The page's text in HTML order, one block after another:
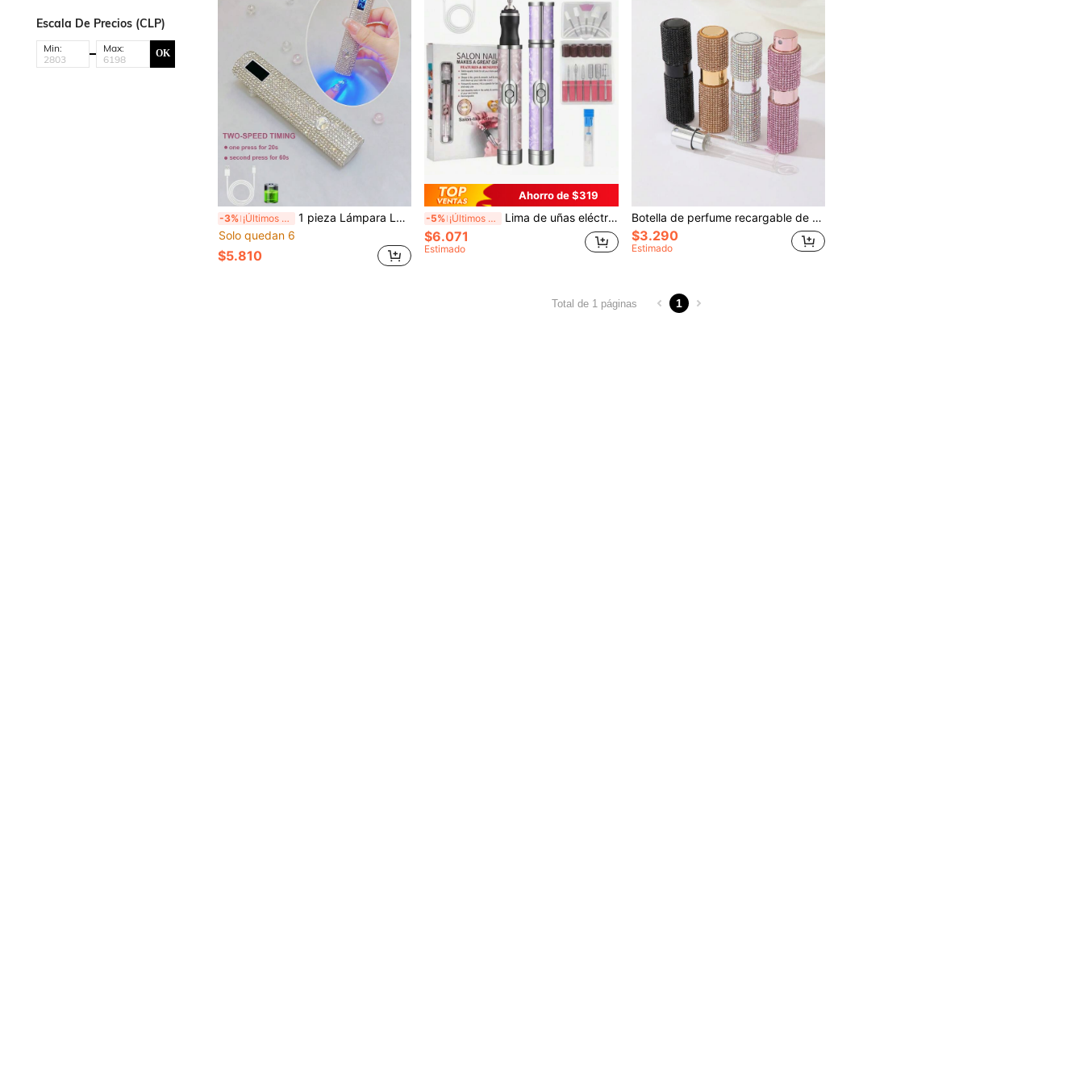
Escala De Precios (CLP)
Min: Max: OK
-3% ¡Últimos 3 días
1 pieza Lámpara LED de uñas recargable con USB, con incrustaciones de diamantes y pantalla LCD, mini secadora de uñas portátil con decoración de diamantes blancos para esmalte de uñas en gel, 8 piezas de perlas de lámpara LED eficientes, 8x aumento de vidrio, curado de uñas rápido y de alta eficiencia rizador de pelo rizador pelo rulos pelo lampara para uñas lámpara uv led uñas lampara de uñas
Solo quedan 6
$5.810
Ahorro de $319
-5% ¡Últimos 3 días Lima de uñas eléctrica recargable por USB con batería, taladro de uñas multifunción, pequeño y portátil, recortador de uñas, herramienta de arte de uñas, set de lápiz de uñas, mini máquina de pulido de uñas, lima de salón de uñas, lima de eliminación de uñas, pulido de uñas, taladro de uñas, set de cuidado de uñas en casa, cuidado de uñas profesional, taladro de uñas, eliminación de uñas, pulido, modelado de bordes, cuidado de uñas, eliminación de piel muerta
$6.071
Estimado
Botella de perfume recargable de 8ml con estilo de rhinestone, con bomba de presión y rociado, portátil y a prueba de fugas, con dispensador de niebla fina y diseño con estilo de lápiz labial, con boquilla giratoria y extensible, de alta calidad, perfecto para un estilo de vida elegante
$3.290
Estimado
Total de 1 páginas 1